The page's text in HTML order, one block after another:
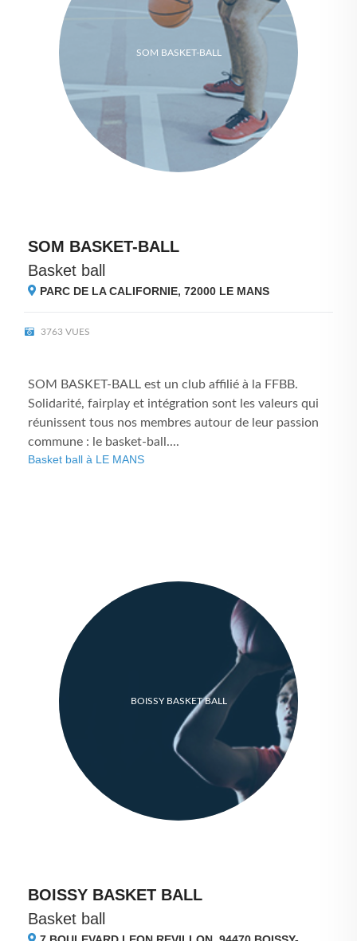
SOM BASKET-BALL
SOM BASKET-BALL
Basket ball
PARC DE LA CALIFORNIE, 72000 LE MANS
3763 VUES
SOM BASKET-BALL est un club affilié à la FFBB.
Solidarité, fairplay et intégration sont les valeurs qui
réunissent tous nos membres autour de leur passion
commune : le basket-ball....
Basket ball à LE MANS
BOISSY BASKET BALL
BOISSY BASKET BALL
Basket ball